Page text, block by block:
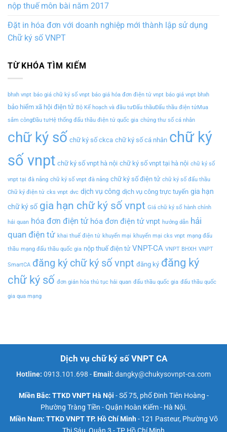
nộp thuế môn bài năm 2017
Đặt in hóa đơn với doanh nghiệp mới thành lập sử dụng
Chữ ký số VNPT
TỪ KHÓA TÌM KIẾM
bhxh vnpt báo giá chữ ký số vnpt báo giá hóa đơn điện tử vnpt báo giá vnpt bhxh
bảo hiểm xã hội điện tử Bộ Kế hoạch và đầu tưĐấu thầuĐấu thầu điện tửMua
sắm côngĐầu tưHệ thống đấu thầu điện tử quốc gia chứng thư số cá nhân
chữ ký số chữ ký số ckca chữ ký số cá nhân chữ ký
số vnpt chữ ký số vnpt hà nội chữ ký số vnpt tại hà nội chữ ký số
vnpt tại đà nẵng chữ ký số vnpt đà nẵng chữ ký số điện tử chữ ký số đấu thầu
Chữ ký điện tử cks vnpt dvc dịch vụ công dịch vụ công trực tuyến gia hạn
chữ ký số gia hạn chữ ký số vnpt Giá chữ ký số hành chính
hải quan hóa đơn điện tử hóa đơn điện tử vnpt hướng dẫn hải
quan điện tử khai thuế điện tử khuyến mại khuyến mại cks vnpt mạng đấu
thầu mạng đấu thầu quốc gia nộp thuế điện tử VNPT-CA VNPT BHXH VNPT
SmartCA đăng ký chữ ký số vnpt đăng ký đăng ký
chữ ký số đơn giản hóa thủ tục hải quan đấu thầu quốc gia đấu thầu quốc
gia qua mạng
Dịch vụ chữ ký số VNPT CA
Hotline: 0913.101.698 - Email: dangky@chukysovnpt-ca.com
Miền Bắc: TTKD VNPT Hà Nội - Số 75, phố Đinh Tiên Hoàng -
Phường Tràng Tiền - Quận Hoàn Kiếm - Hà Nội.
Miền Nam: TTKD VNPT TP. Hồ Chí Minh- 121 Pasteur, Phường Võ